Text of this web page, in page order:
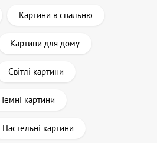
Картини в спальню
Картини для дому
Світлі картини
Темні картини
Пастельні картини